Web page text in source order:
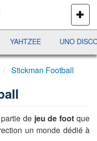
PLUS
DE
JEUX
YAHTZEE UNO DISCO
Stickman Football
de jeu de foot que
un monde dédié à